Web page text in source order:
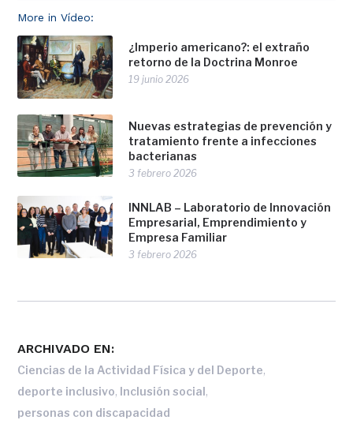
More in Vídeo:
¿Imperio americano?: el extraño
retorno de la Doctrina Monroe
19 junio 2026
Nuevas estrategias de prevención y
tratamiento frente a infecciones
bacterianas
3 febrero 2026
INNLAB – Laboratorio de Innovación
Empresarial, Emprendimiento y
Empresa Familiar
3 febrero 2026
ARCHIVADO EN:
Ciencias de la Actividad Física y del Deporte,
deporte inclusivo, Inclusión social,
personas con discapacidad